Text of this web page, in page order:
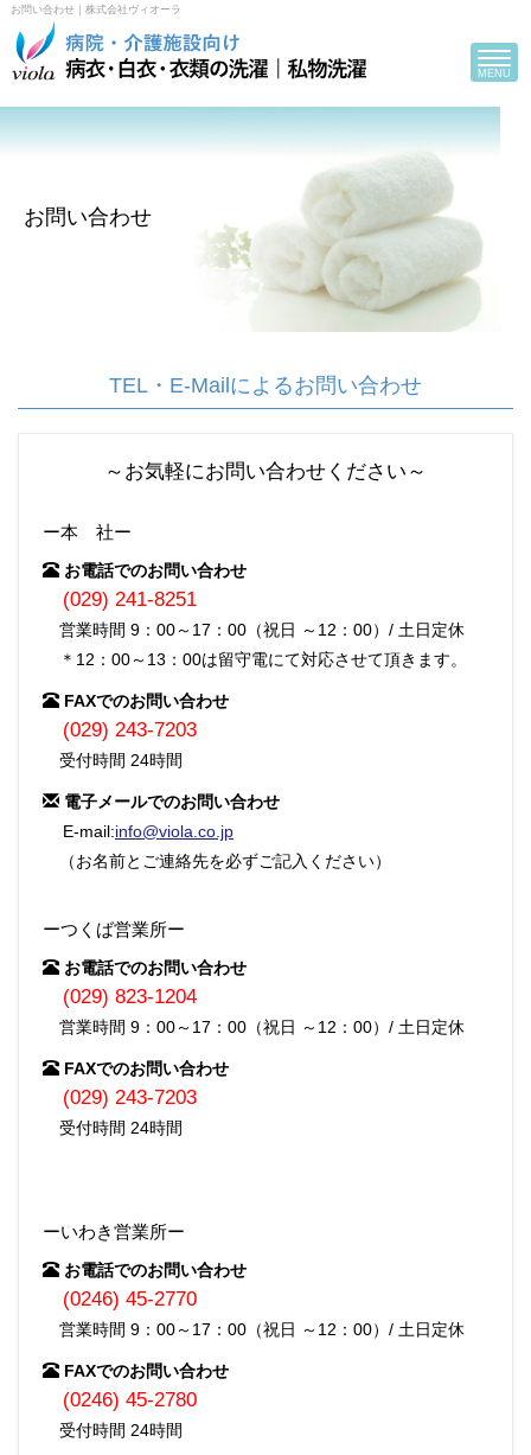
お問い合わせ｜株式会社ヴィオーラ
Toggle
MENU
お問い合わせ
TEL・E-Mailによるお問い合わせ
～お気軽にお問い合わせください～
ー本 社ー
お電話でのお問い合わせ
(029) 241-8251
営業時間 9：00～17：00（祝日 ～12：00）/ 土日定休
＊12：00～13：00は留守電にて対応させて頂きます。
FAXでのお問い合わせ
(029) 243-7203
受付時間 24時間
電子メールでのお問い合わせ
E-mail:info@viola.co.jp
（お名前とご連絡先を必ずご記入ください）
ーつくば営業所ー
お電話でのお問い合わせ
(029) 823-1204
営業時間 9：00～17：00（祝日 ～12：00）/ 土日定休
FAXでのお問い合わせ
(029) 243-7203
受付時間 24時間
ーいわき営業所ー
お電話でのお問い合わせ
(0246) 45-2770
営業時間 9：00～17：00（祝日 ～12：00）/ 土日定休
FAXでのお問い合わせ
(0246) 45-2780
受付時間 24時間